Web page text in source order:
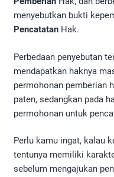
menyebutkan bukti
Pencatatan Hak.
Perbedaan penyebutan
mendapatkan haknya
permohonan pemberian
paten, sedangkan pada
permohonan untuk
Perlu kamu ingat, kalau
tentunya memiliki
sebelum mengajukan